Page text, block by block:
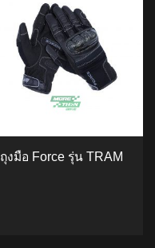
ถุงมือ Force รุ่น TRAM